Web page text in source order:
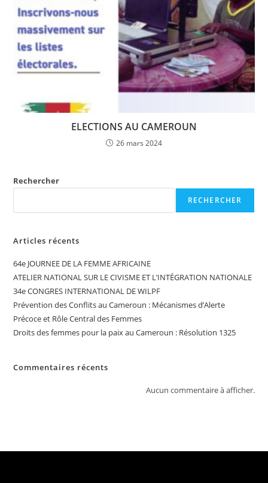
ELECTIONS AU CAMEROUN
26 mars 2024
Rechercher
RECHERCHER
Articles récents
64e JOURNEE DE LA FEMME AFRICAINE
ATELIER NATIONAL SUR LE CIVISME ET L’INTÉGRATION NATIONALE
34e CONGRES INTERNATIONAL DE WILPF
Prévention des Conflits au Cameroun : Mécanismes d’Alerte
Précoce et Rôle Central des Femmes
Droits des femmes pour la paix au Cameroun : Résolution 1325
Commentaires récents
Aucun commentaire à afficher.